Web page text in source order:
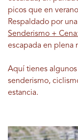
picos que en
Respaldado por
Senderismo +
escapada en plena
Aquí tienes
senderismo,
estancia.